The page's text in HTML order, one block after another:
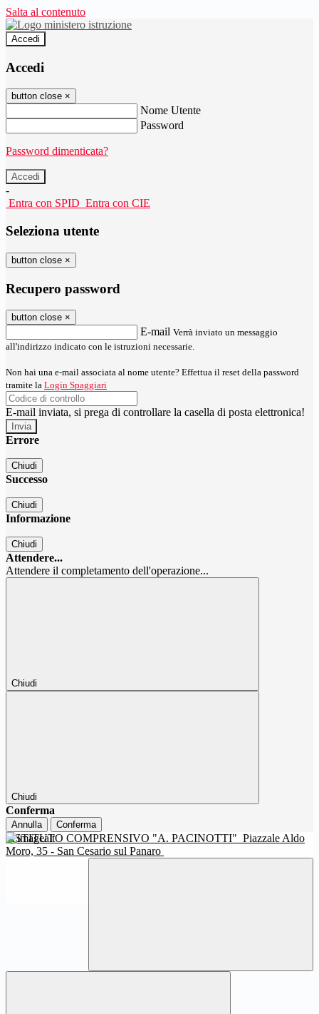
Salta al contenuto
Accedi
Accedi
button close ×
Nome Utente
Password
Password dimenticata?
-
Entra con SPID Entra con CIE
Seleziona utente
button close ×
Recupero password
button close ×
E-mail Verrà inviato un messaggio
all'indirizzo indicato con le istruzioni necessarie.
Non hai una e-mail associata al nome utente? Effettua il reset della password
tramite la Login Spaggiari
E-mail inviata, si prega di controllare la casella di posta elettronica!
Errore
Chiudi
Successo
Chiudi
Informazione
Chiudi
Attendere...
Attendere il completamento dell'operazione...
Chiudi
Chiudi
Conferma
Annulla Conferma
ISTITUTO COMPRENSIVO "A. PACINOTTI" Piazzale Aldo
Moro, 35 - San Cesario sul Panaro